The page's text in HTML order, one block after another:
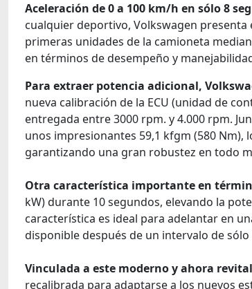
Aceleración de 0 a 100 km/h en sólo 8
cualquier deportivo, Volkswagen presenta
primeras unidades de la camioneta
en términos de desempeño y
Para extraer potencia adicional,
nueva calibración de la ECU (unidad de
entregada entre 3000 rpm. y 4.000 rpm.
unos impresionantes 59,1 kfgm (580
garantizando una gran robustez en todo
Otra característica importante en
kW) durante 10 segundos, elevando la
característica es ideal para adelantar en
disponible después de un intervalo de sólo
Vinculada a este moderno y ahora
recalibrada para adaptarse a los nuevos